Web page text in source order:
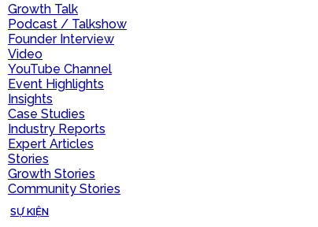
Growth Talk
Podcast / Talkshow
Founder Interview
Video
YouTube Channel
Event Highlights
Insights
Case Studies
Industry Reports
Expert Articles
Stories
Growth Stories
Community Stories
SỰ KIỆN